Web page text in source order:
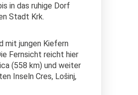
in das ruhige Dorf
Stadt Krk.
mit jungen Kiefern
Fernsicht reicht hier
(558 km) und weiter
Inseln Cres, Lošinj,